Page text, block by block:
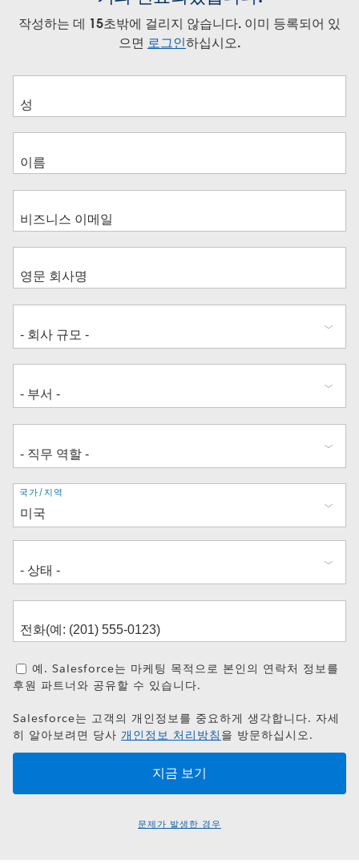
작성하는 데 15초밖에 걸리지 않습니다. 이미 등록되어 있
으면 로그인하십시오.
주
소
국가/지역
예. Salesforce는 마케팅 목적으로 본인의 연락처 정보를
후원 파트너와 공유할 수 있습니다.
Salesforce는 고객의 개인정보를 중요하게 생각합니다. 자세
히 알아보려면 당사 개인정보 처리방침 을 방문하십시오.
문제가 발생한 경우